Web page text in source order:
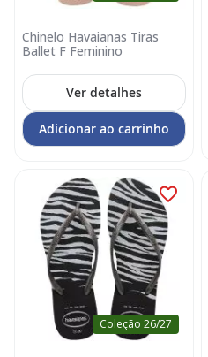
Chinelo Havaianas Tiras
Ballet F Feminino
Ver detalhes
Adicionar ao carrinho
Coleção 26/27